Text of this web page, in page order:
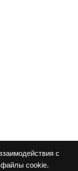
с
файлы cookie.